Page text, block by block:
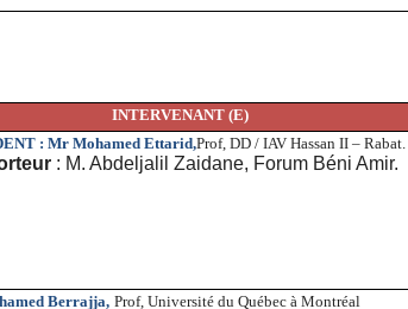
INTERVENANT (E)
: Mr Mohamed Ettarid,Prof, DD / IAV Hassan II – Rabat.
: M. Abdeljalil Zaidane, Forum Béni Amir.
Berrajja, Prof, Université du Québec à Montréal